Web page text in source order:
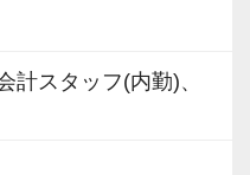
計スタッフ(内勤)、